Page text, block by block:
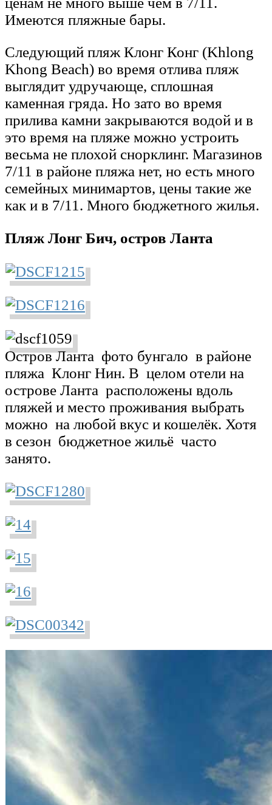
Имеются пляжные бары.
Следующий пляж Клонг Конг (Khlong
Khong Beach) во время отлива пляж
выглядит удручающе, сплошная
каменная гряда. Но зато во время
прилива камни закрываются водой и в
это время на пляже можно устроить
весьма не плохой снорклинг. Магазинов
7/11 в районе пляжа нет, но есть много
семейных минимартов, цены такие же
как и в 7/11. Много бюджетного жилья.
Пляж Лонг Бич, остров Ланта
Остров Ланта фото бунгало в районе
пляжа Клонг Нин. В целом отели на
острове Ланта расположены вдоль
пляжей и место проживания выбрать
можно на любой вкус и кошелёк. Хотя
в сезон бюджетное жильё часто
занято.